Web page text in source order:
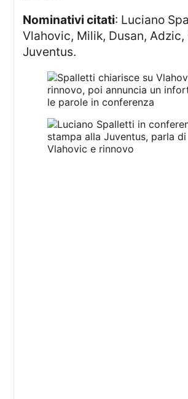
Nominativi citati: Luciano
Vlahovic, Milik, Dusan, Adzic,
Juventus.